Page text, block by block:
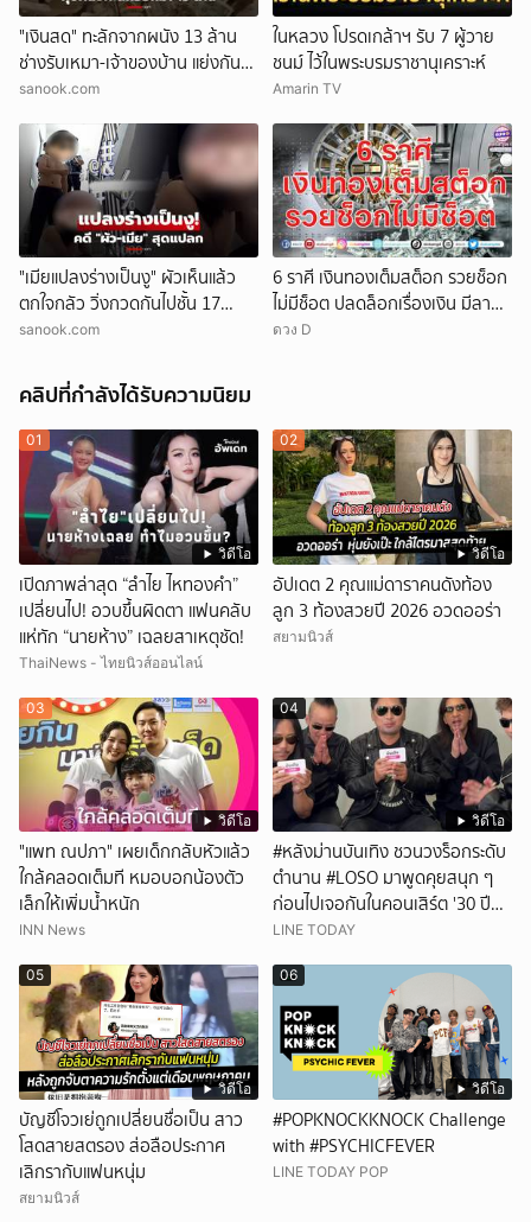
"เงินสด" ทะลักจากผนัง 13 ล้าน
ช่างรับเหมา-เจ้าของบ้าน แย่งกัน
วุ่น สุดท้ายศาลตัดสินให้ใคร?!
sanook.com
ในหลวง โปรดเกล้าฯ รับ 7 ผู้วาย
ชนม์ ไว้ในพระบรมราชานุเคราะห์
Amarin TV
"เมียแปลงร่างเป็นงู" ผัวเห็นแล้ว
ตกใจกลัว วิ่งกวดกันไปชั้น 17
ตร.เผยบทสรุปคดีสุดแปลก!
sanook.com
6 ราศี เงินทองเต็มสต็อก รวยช็อก
ไม่มีช็อต ปลดล็อกเรื่องเงิน มีลาภ
ลอยจ่อคิว
ดวง D
คลิปที่กำลังได้รับความนิยม
วิดีโอ
01
เปิดภาพล่าสุด “ลำไย ไหทองคำ”
เปลี่ยนไป! อวบขึ้นผิดตา แฟนคลับ
แห่ทัก “นายห้าง” เฉลยสาเหตุชัด!
ThaiNews - ไทยนิวส์ออนไลน์
วิดีโอ
02
อัปเดต 2 คุณแม่ดาราคนดังท้อง
ลูก 3 ท้องสวยปี 2026 อวดออร่า
สยามนิวส์
วิดีโอ
03
"แพท ณปภา" เผยเด็กกลับหัวแล้ว
ใกล้คลอดเต็มที หมอบอกน้องตัว
เล็กให้เพิ่มน้ำหนัก
INN News
วิดีโอ
04
#หลังม่านบันเทิง ชวนวงร็อกระดับ
ตำนาน #LOSO มาพูดคุยสนุก ๆ
ก่อนไปเจอกันในคอนเสิร์ต '30 ปี
LOSO นานเท่าไรก็รอ'
LINE TODAY
วิดีโอ
05
บัญชีโจวเย่ถูกเปลี่ยนชื่อเป็น สาว
โสดสายสตรอง ส่อลือประกาศ
เลิกรากับแฟนหนุ่ม
สยามนิวส์
วิดีโอ
06
#POPKNOCKKNOCK Challenge
with #PSYCHICFEVER
LINE TODAY POP